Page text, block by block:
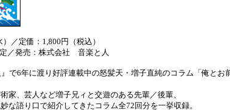
／定価：1,800円（税込）
／発売：株式会社 音楽と人
で6年に渡り好評連載中の怒髪天・増子直純のコラム「俺とお
家、芸人など増子兄ィと交遊のある先輩／後輩、
な語り口で紹介してきたコラム全72回分を一挙収録。